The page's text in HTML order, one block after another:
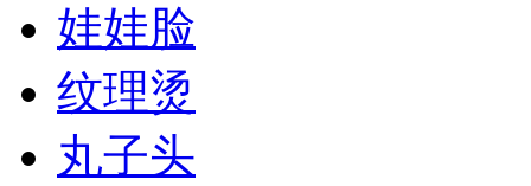
娃娃脸
纹理烫
丸子头